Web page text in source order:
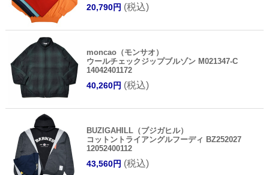
20,790円 (税込)
moncao（モンサオ）
ウールチェックジップブルゾン M021347-C
14042401172
40,260円 (税込)
BUZIGAHILL（ブジガヒル）
コットントライアングルフーディ BZ252027
12052400112
43,560円 (税込)